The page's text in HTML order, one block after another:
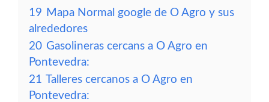
19 Mapa Normal google de O Agro y sus
alrededores
20 Gasolineras cercans a O Agro en
Pontevedra:
21 Talleres cercanos a O Agro en
Pontevedra: